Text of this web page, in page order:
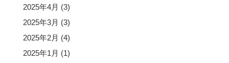
2025年4月 (3)
2025年3月 (3)
2025年2月 (4)
2025年1月 (1)